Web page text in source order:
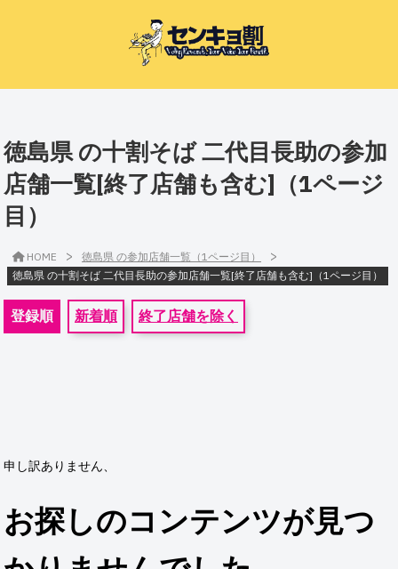
徳島県 の十割そば 二代目長助の参加
店舗一覧[終了店舗も含む]（1ページ
目）
HOME > 徳島県 の参加店舗一覧（1ページ目） >
徳島県 の十割そば 二代目長助の参加店舗一覧[終了店舗も含む]（1ページ目）
登録順 新着順 終了店舗を除く
申し訳ありません、
お探しのコンテンツが見つ